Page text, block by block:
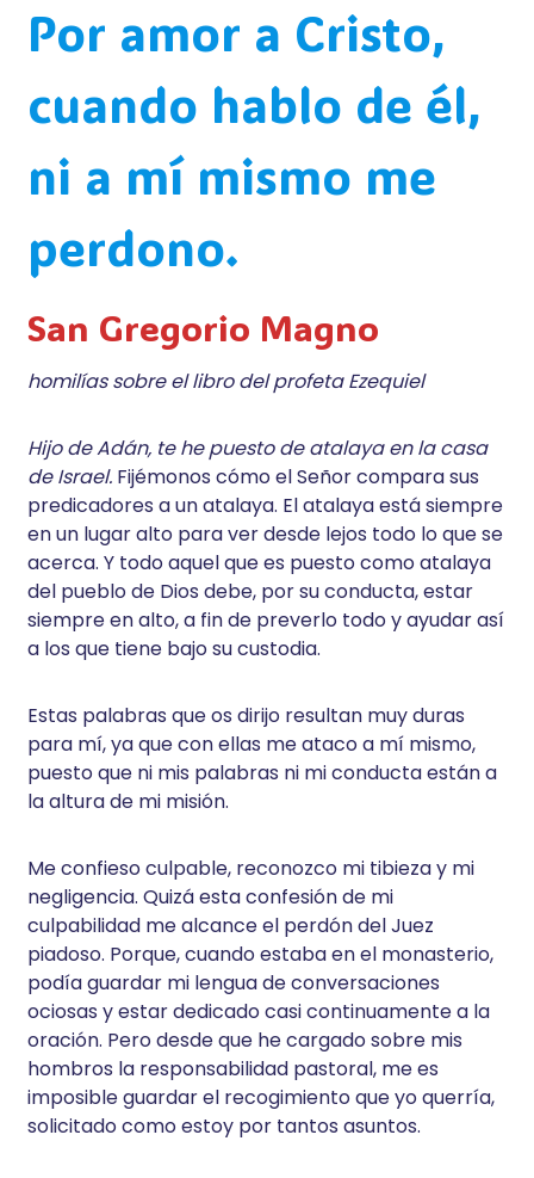
Por amor a Cristo,
cuando hablo de él,
ni a mí mismo me
perdono.
San Gregorio Magno
homilías sobre el libro del profeta Ezequiel
Hijo de Adán, te he puesto de atalaya en la casa
de Israel. Fijémonos cómo el Señor compara sus
predicadores a un atalaya. El atalaya está siempre
en un lugar alto para ver desde lejos todo lo que se
acerca. Y todo aquel que es puesto como atalaya
del pueblo de Dios debe, por su conducta, estar
siempre en alto, a fin de preverlo todo y ayudar así
a los que tiene bajo su custodia.
Estas palabras que os dirijo resultan muy duras
para mí, ya que con ellas me ataco a mí mismo,
puesto que ni mis palabras ni mi conducta están a
la altura de mi misión.
Me confieso culpable, reconozco mi tibieza y mi
negligencia. Quizá esta confesión de mi
culpabilidad me alcance el perdón del Juez
piadoso. Porque, cuando estaba en el monasterio,
podía guardar mi lengua de conversaciones
ociosas y estar dedicado casi continuamente a la
oración. Pero desde que he cargado sobre mis
hombros la responsabilidad pastoral, me es
imposible guardar el recogimiento que yo querría,
solicitado como estoy por tantos asuntos.